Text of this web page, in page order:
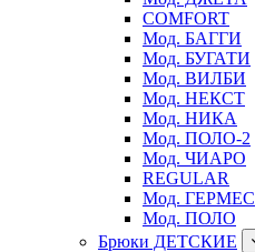
COMFORT
Мод. БАГГИ
Мод. БУГАТИ
Мод. ВИЛБИ
Мод. НЕКСТ
Мод. НИКА
Мод. ПОЛО-2
Мод. ЧИАРО
REGULAR
Мод. ГЕРМЕС
Мод. ПОЛО
Брюки ДЕТСКИЕ